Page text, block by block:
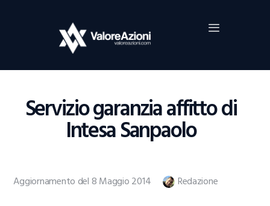
Servizio garanzia affitto di
Intesa Sanpaolo
Home
Investimenti
Borsa
Guide Al Trading
Criptovalute
Aggiornamento del 8 Maggio 2014 Redazione